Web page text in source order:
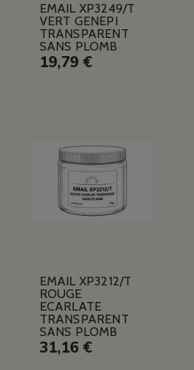
EMAIL XP3249/T
VERT GENEPI
TRANSPARENT
SANS PLOMB
19,79 €
EMAIL XP3212/T
ROUGE
ECARLATE
TRANSPARENT
SANS PLOMB
31,16 €